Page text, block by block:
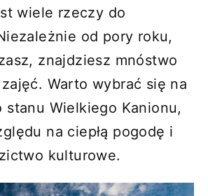
wiele rzeczy do
od pory roku,
znajdziesz mnóstwo
Warto wybrać się na
Wielkiego Kanionu,
na ciepłą pogodę i
kulturowe.